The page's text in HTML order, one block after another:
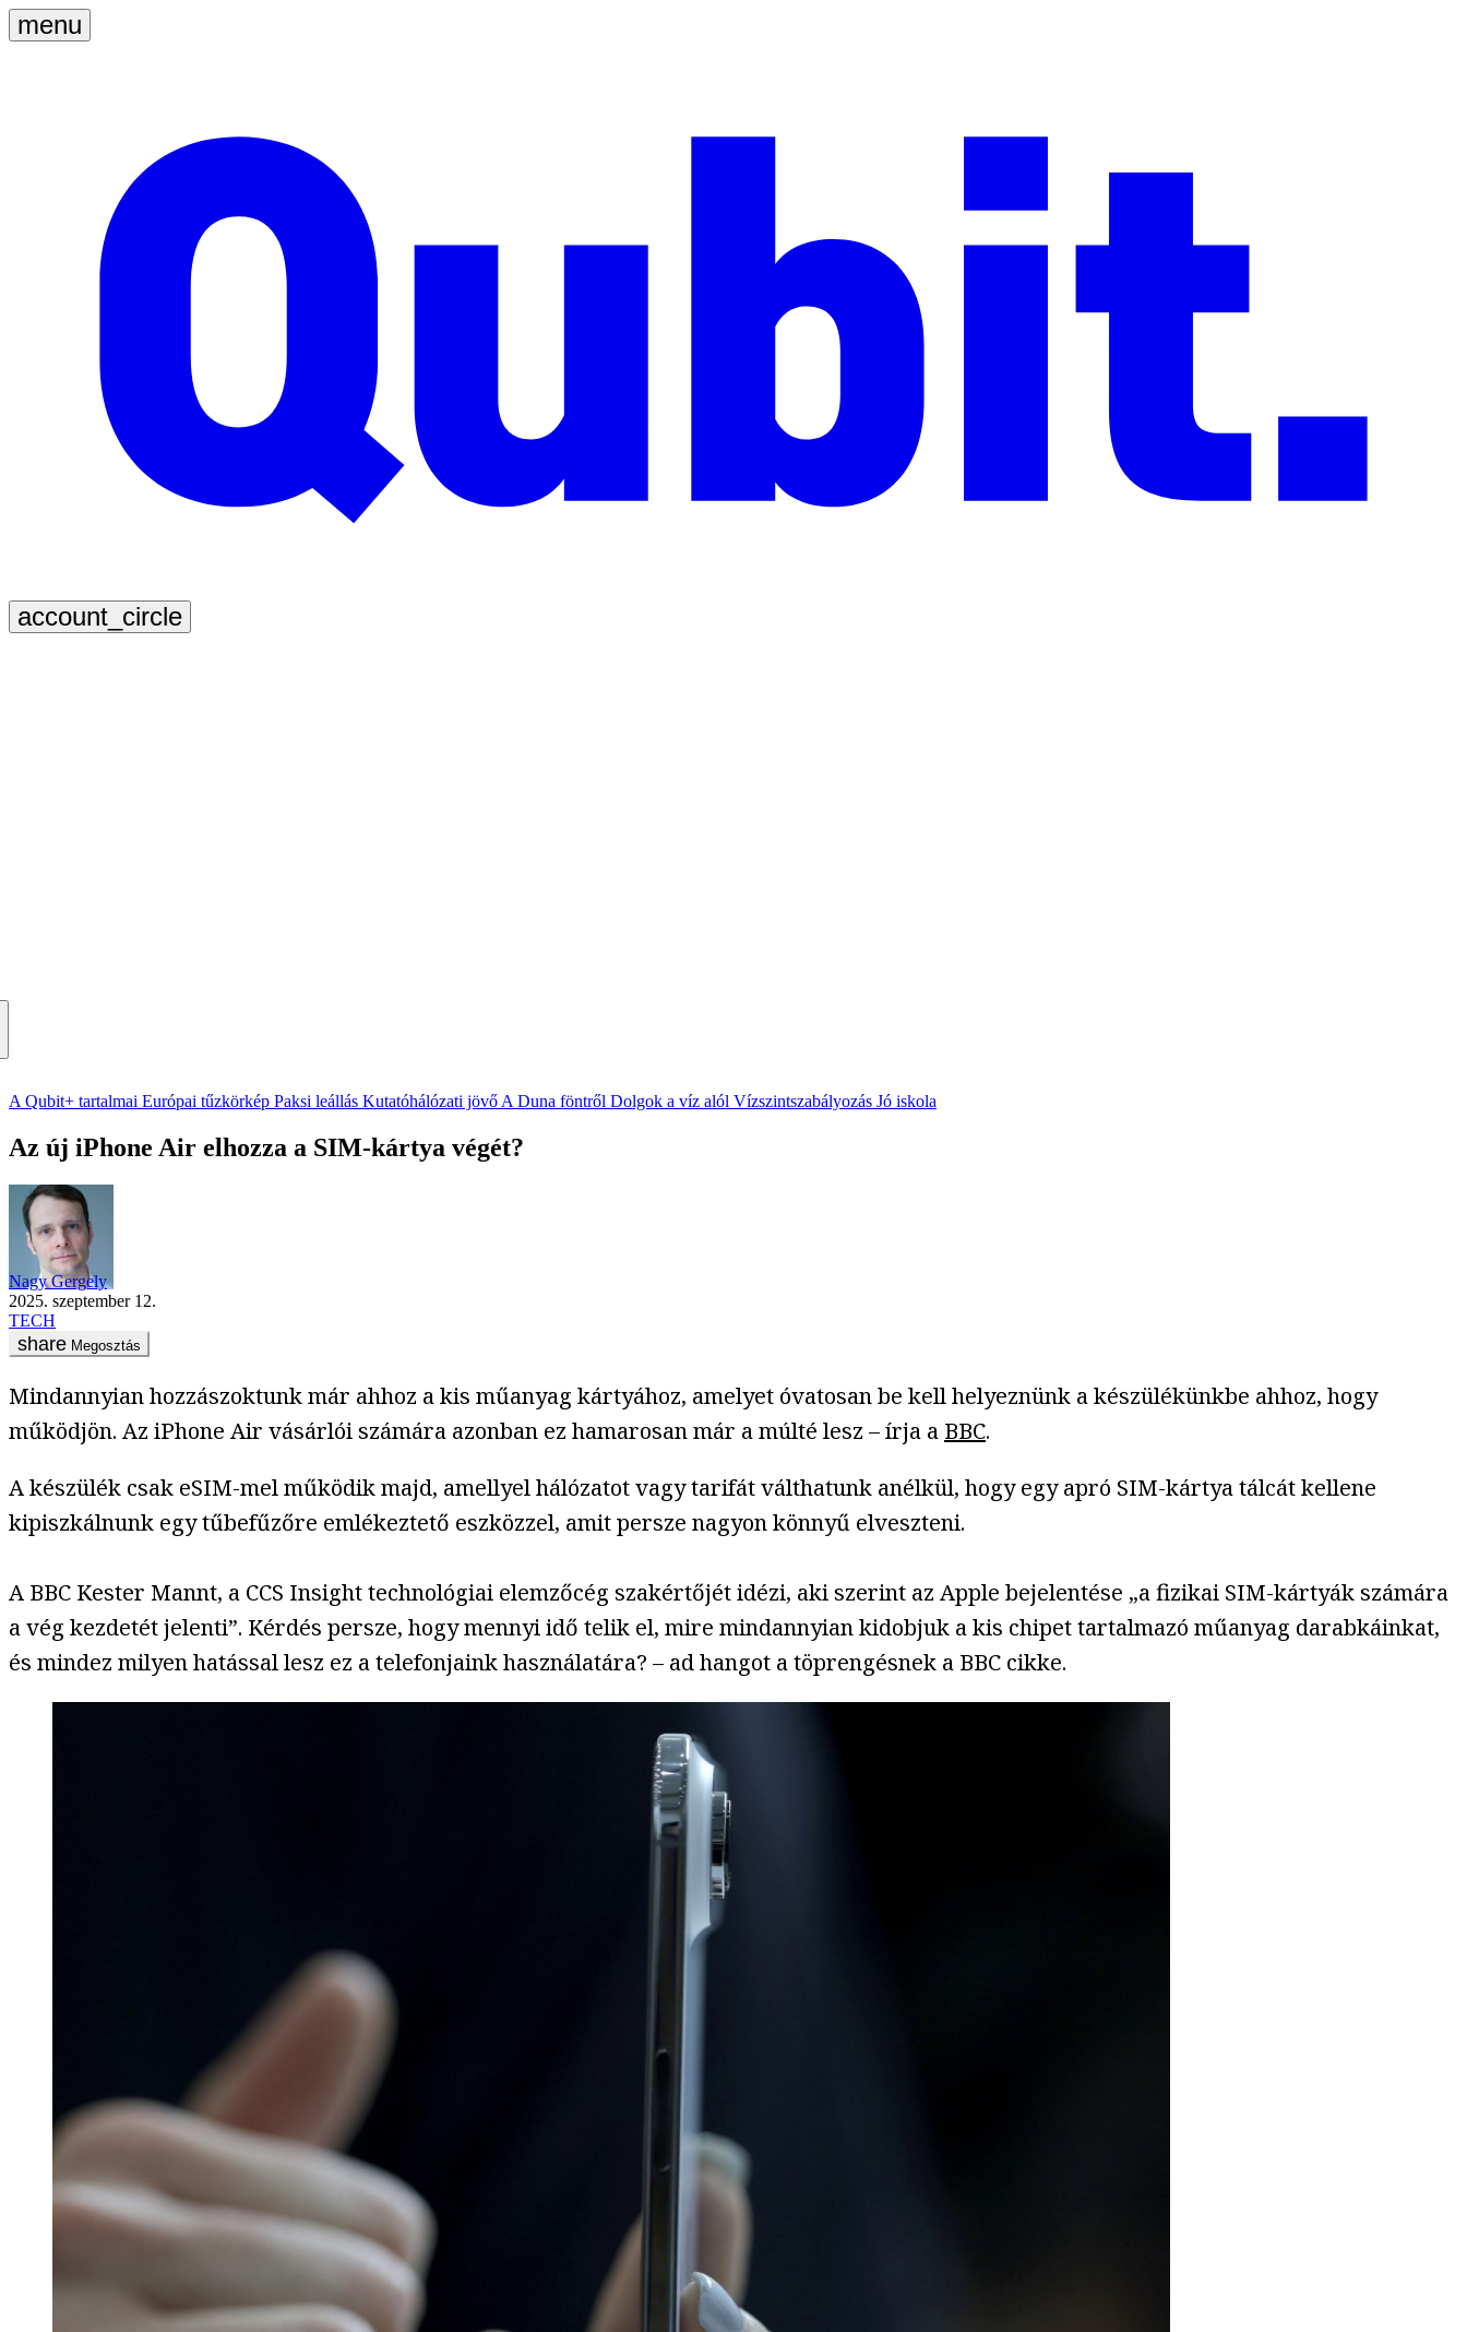
A Qubit+ tartalmai Európai tűzkörkép Paksi leállás Kutatóhálózati jövő A Duna föntről Dolgok a víz alól Vízszintszabályozás Jó iskola
Az új iPhone Air elhozza a SIM-kártya végét?
Nagy Gergely
2025. szeptember 12.
TECH
Megosztás
Mindannyian hozzászoktunk már ahhoz a kis műanyag kártyához, amelyet óvatosan be kell helyeznünk a készülékünkbe ahhoz, hogy
működjön. Az iPhone Air vásárlói számára azonban ez hamarosan már a múlté lesz – írja a BBC.
A készülék csak eSIM-mel működik majd, amellyel hálózatot vagy tarifát válthatunk anélkül, hogy egy apró SIM-kártya tálcát kellene
kipiszkálnunk egy tűbefűzőre emlékeztető eszközzel, amit persze nagyon könnyű elveszteni.
A BBC Kester Mannt, a CCS Insight technológiai elemzőcég szakértőjét idézi, aki szerint az Apple bejelentése „a fizikai SIM-kártyák számára
a vég kezdetét jelenti”. Kérdés persze, hogy mennyi idő telik el, mire mindannyian kidobjuk a kis chipet tartalmazó műanyag darabkáinkat,
és mindez milyen hatással lesz ez a telefonjaink használatára? – ad hangot a töprengésnek a BBC cikke.